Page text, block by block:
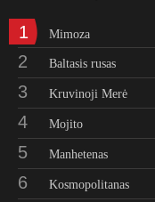
1 Mimoza
2 Baltasis rusas
3 Kruvinoji Merė
4 Mojito
5 Manhetenas
6 Kosmopolitanas